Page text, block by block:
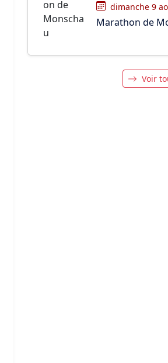
dimanche 9
Marathon de
Voir